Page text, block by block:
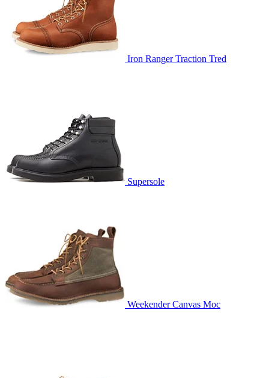
Iron Ranger Traction Tred
Supersole
Weekender Canvas Moc